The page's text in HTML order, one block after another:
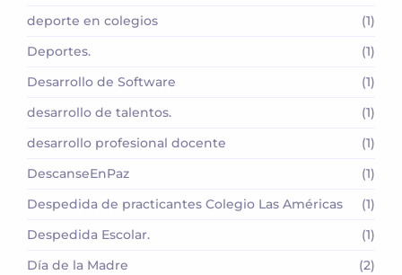
deporte en colegios
(1)
Deportes.
(1)
Desarrollo de Software
(1)
desarrollo de talentos.
(1)
desarrollo profesional docente
(1)
DescanseEnPaz
(1)
Despedida de practicantes Colegio Las Américas
(1)
Despedida Escolar.
(1)
Día de la Madre
(2)